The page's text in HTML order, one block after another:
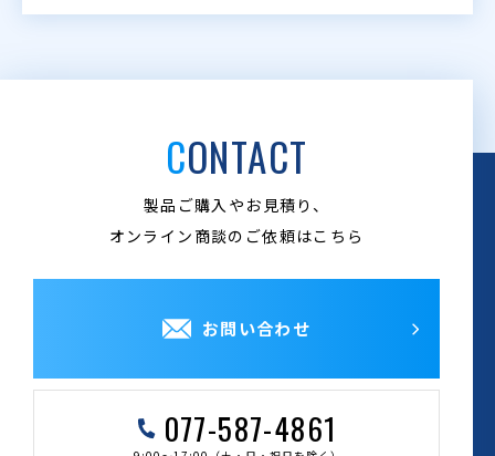
CONTACT
製品ご購入やお見積り、
オンライン商談のご依頼はこちら
お問い合わせ
077-587-4861